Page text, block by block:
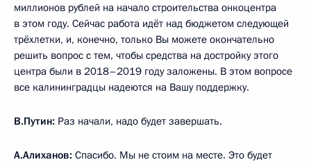
миллионов рублей на начало строительства онкоцентра
в этом году. Сейчас работа идёт над бюджетом следующей
трёхлетки, и, конечно, только Вы можете окончательно
решить вопрос с тем, чтобы средства на достройку этого
центра были в 2018–2019 году заложены. В этом вопросе
все калининградцы надеются на Вашу поддержку.
В.Путин: Раз начали, надо будет завершать.
А.Алиханов: Спасибо. Мы не стоим на месте. Это будет